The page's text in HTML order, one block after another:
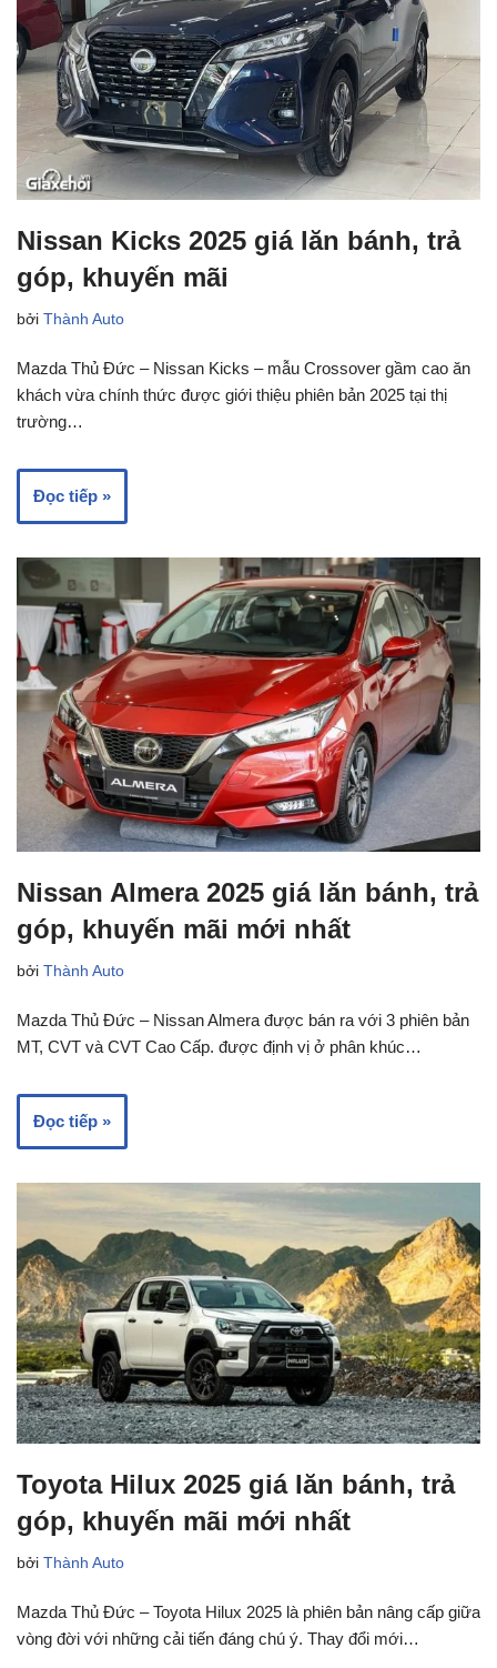
Nissan Kicks 2025 giá lăn bánh, trả
góp, khuyến mãi
bởi Thành Auto
Mazda Thủ Đức – Nissan Kicks – mẫu Crossover gầm cao ăn
khách vừa chính thức được giới thiệu phiên bản 2025 tại thị
trường…
Đọc tiếp »
Nissan Almera 2025 giá lăn bánh, trả
góp, khuyến mãi mới nhất
bởi Thành Auto
Mazda Thủ Đức – Nissan Almera được bán ra với 3 phiên bản
MT, CVT và CVT Cao Cấp. được định vị ở phân khúc…
Đọc tiếp »
Toyota Hilux 2025 giá lăn bánh, trả
góp, khuyến mãi mới nhất
bởi Thành Auto
Mazda Thủ Đức – Toyota Hilux 2025 là phiên bản nâng cấp giữa
vòng đời với những cải tiến đáng chú ý. Thay đổi mới…